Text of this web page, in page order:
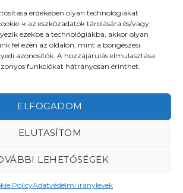
érdekében olyan technológiákat
k az eszközadatok tárolására és/vagy
ezekbe a technológiákba, akkor olyan
fel ezen az oldalon, mint a böngészési
azonosítók. A hozzájárulás elmulasztása
funkciókat hátrányosan érinthet.
ELFOGADOM
ELUTASÍTOM
LEHETŐSÉGEK
PolicyAdatvédelmi iránylevek
idő megrendeléstől számítva
MEG MOST!